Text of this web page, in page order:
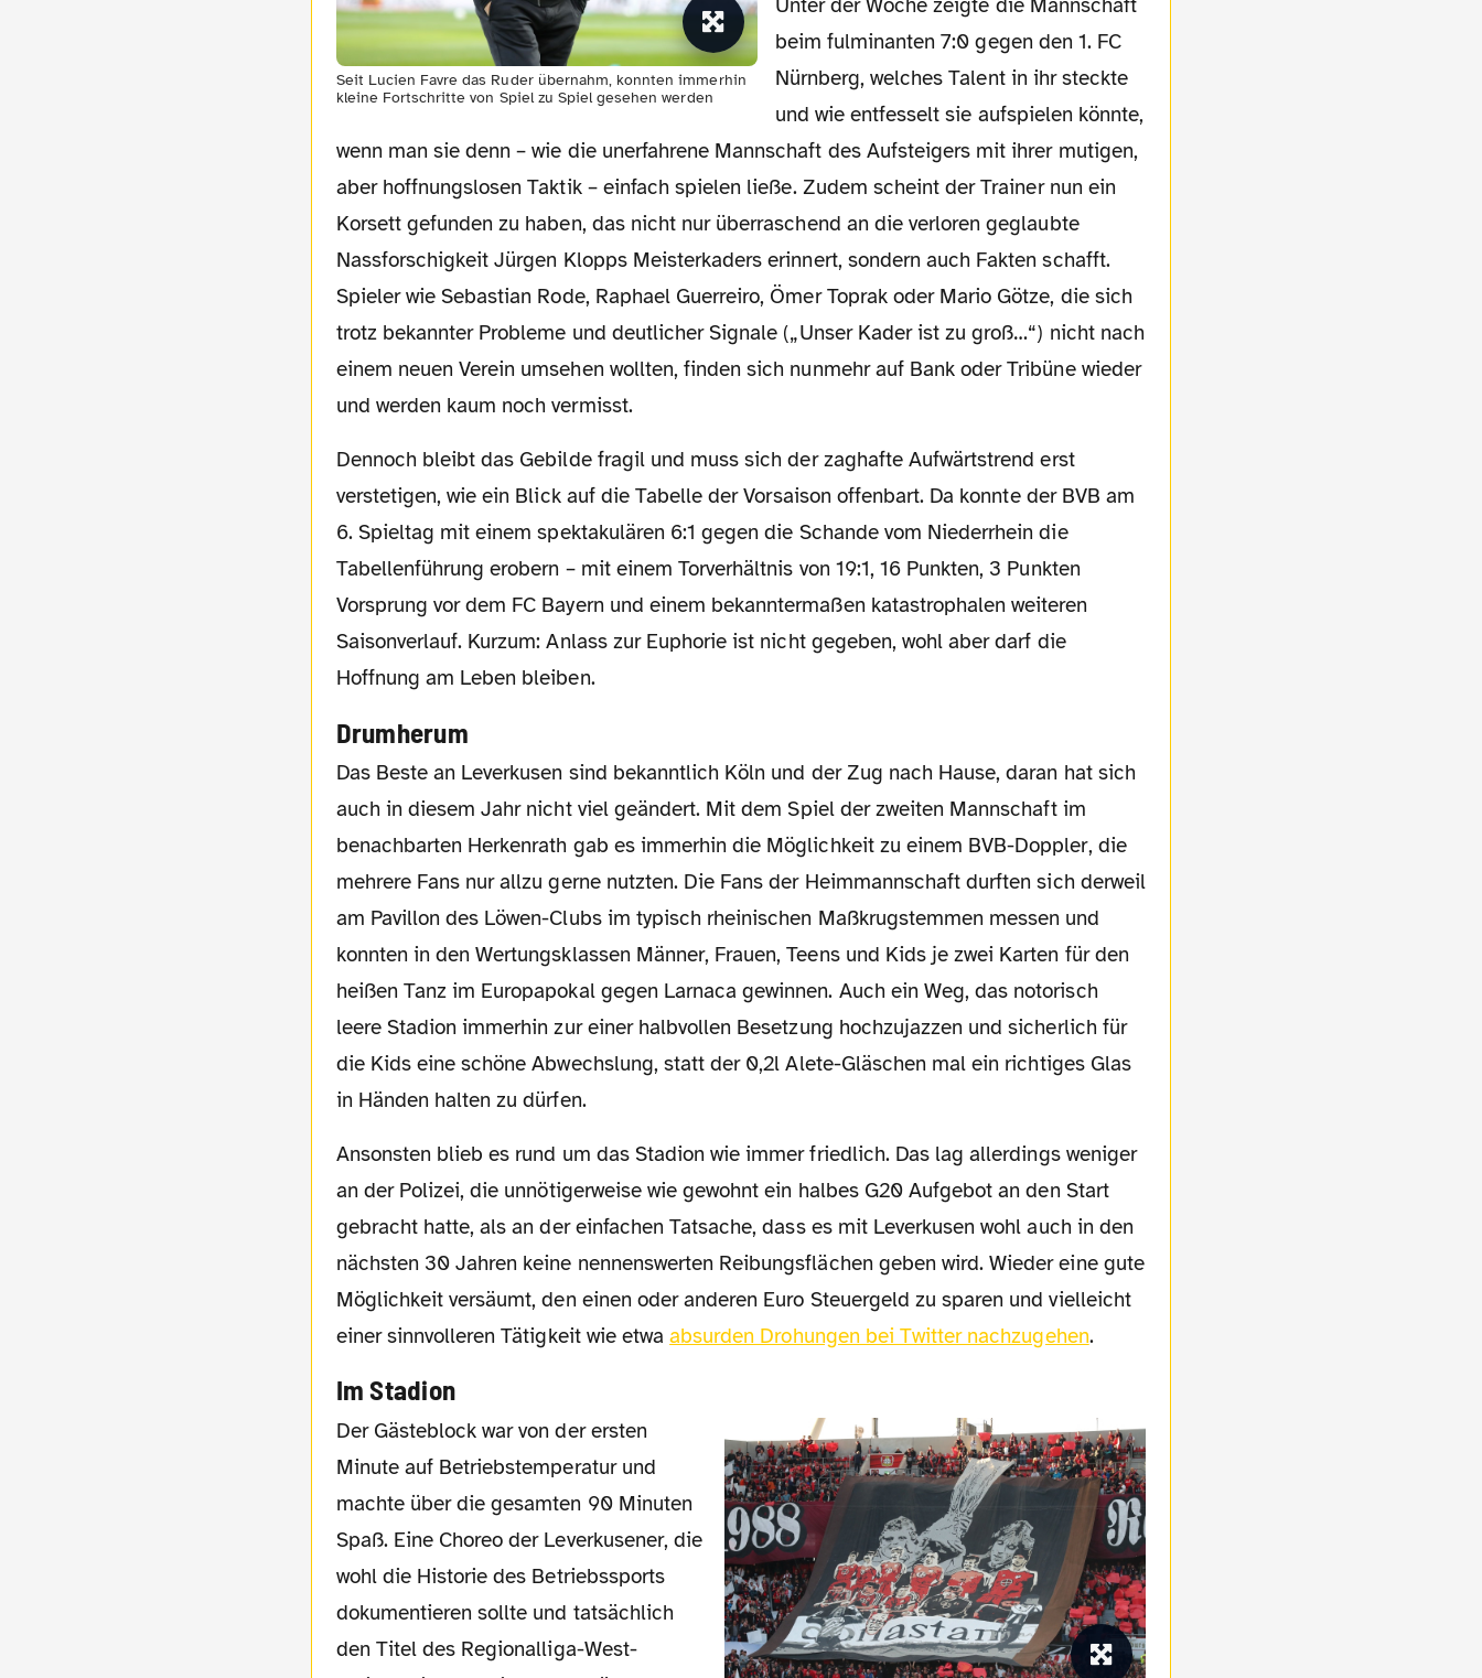
Seit Lucien Favre das Ruder übernahm, konnten immerhin
kleine Fortschritte von Spiel zu Spiel gesehen werden
Unter der Woche zeigte die Mannschaft
beim fulminanten 7:0 gegen den 1. FC
Nürnberg, welches Talent in ihr steckte
und wie entfesselt sie aufspielen könnte,
wenn man sie denn – wie die unerfahrene Mannschaft des Aufsteigers mit ihrer mutigen,
aber hoffnungslosen Taktik – einfach spielen ließe. Zudem scheint der Trainer nun ein
Korsett gefunden zu haben, das nicht nur überraschend an die verloren geglaubte
Nassforschigkeit Jürgen Klopps Meisterkaders erinnert, sondern auch Fakten schafft.
Spieler wie Sebastian Rode, Raphael Guerreiro, Ömer Toprak oder Mario Götze, die sich
trotz bekannter Probleme und deutlicher Signale („Unser Kader ist zu groß…“) nicht nach
einem neuen Verein umsehen wollten, finden sich nunmehr auf Bank oder Tribüne wieder
und werden kaum noch vermisst.
Dennoch bleibt das Gebilde fragil und muss sich der zaghafte Aufwärtstrend erst
verstetigen, wie ein Blick auf die Tabelle der Vorsaison offenbart. Da konnte der BVB am
6. Spieltag mit einem spektakulären 6:1 gegen die Schande vom Niederrhein die
Tabellenführung erobern – mit einem Torverhältnis von 19:1, 16 Punkten, 3 Punkten
Vorsprung vor dem FC Bayern und einem bekanntermaßen katastrophalen weiteren
Saisonverlauf. Kurzum: Anlass zur Euphorie ist nicht gegeben, wohl aber darf die
Hoffnung am Leben bleiben.
Drumherum
Das Beste an Leverkusen sind bekanntlich Köln und der Zug nach Hause, daran hat sich
auch in diesem Jahr nicht viel geändert. Mit dem Spiel der zweiten Mannschaft im
benachbarten Herkenrath gab es immerhin die Möglichkeit zu einem BVB-Doppler, die
mehrere Fans nur allzu gerne nutzten. Die Fans der Heimmannschaft durften sich derweil
am Pavillon des Löwen-Clubs im typisch rheinischen Maßkrugstemmen messen und
konnten in den Wertungsklassen Männer, Frauen, Teens und Kids je zwei Karten für den
heißen Tanz im Europapokal gegen Larnaca gewinnen. Auch ein Weg, das notorisch
leere Stadion immerhin zur einer halbvollen Besetzung hochzujazzen und sicherlich für
die Kids eine schöne Abwechslung, statt der 0,2l Alete-Gläschen mal ein richtiges Glas
in Händen halten zu dürfen.
Ansonsten blieb es rund um das Stadion wie immer friedlich. Das lag allerdings weniger
an der Polizei, die unnötigerweise wie gewohnt ein halbes G20 Aufgebot an den Start
gebracht hatte, als an der einfachen Tatsache, dass es mit Leverkusen wohl auch in den
nächsten 30 Jahren keine nennenswerten Reibungsflächen geben wird. Wieder eine gute
Möglichkeit versäumt, den einen oder anderen Euro Steuergeld zu sparen und vielleicht
einer sinnvolleren Tätigkeit wie etwaabsurden Drohungen bei Twitter nachzugehen.
Im Stadion
Der Gästeblock war von der ersten
Minute auf Betriebstemperatur und
machte über die gesamten 90 Minuten
Spaß. Eine Choreo der Leverkusener, die
wohl die Historie des Betriebssports
dokumentieren sollte und tatsächlich
den Titel des Regionalliga-West-